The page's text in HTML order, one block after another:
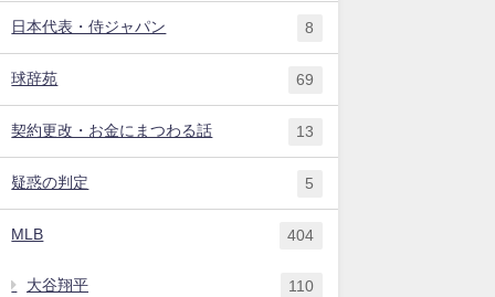
日本代表・侍ジャパン 8
球辞苑 69
契約更改・お金にまつわる話 13
疑惑の判定 5
MLB 404
大谷翔平 110